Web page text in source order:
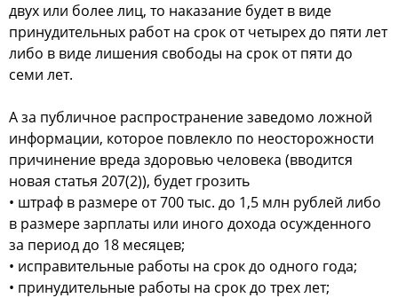
двух или более лиц, то наказание будет в виде
принудительных работ на срок от четырех до пяти лет
либо в виде лишения свободы на срок от пяти до
семи лет.
А за публичное распространение заведомо ложной
информации, которое повлекло по неосторожности
причинение вреда здоровью человека (вводится
новая статья 207(2)), будет грозить
• штраф в размере от 700 тыс. до 1,5 млн рублей либо
в размере зарплаты или иного дохода осужденного
за период до 18 месяцев;
• исправительные работы на срок до одного года;
• принудительные работы на срок до трех лет;